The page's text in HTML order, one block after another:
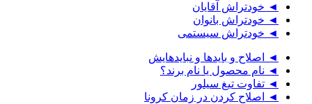
◄ خودتراش آقایان
◄ خودتراش بانوان
◄ خودتراش سیستمی
◄ اصلاح و بایدها و نبایدهایش
◄ نام محصول یا نام برند؟
◄ تفاوت تیغ سیلور
◄ اصلاح کردن در زمان کرونا